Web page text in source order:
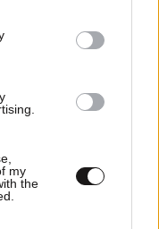
in below Google
my
the
πραγματικού
την
καθώς πολλά αρχικά
εκτιμήσεις.
στην ανάπτυξη
για
πόρων. Όπως
μεθόδων, οι
να